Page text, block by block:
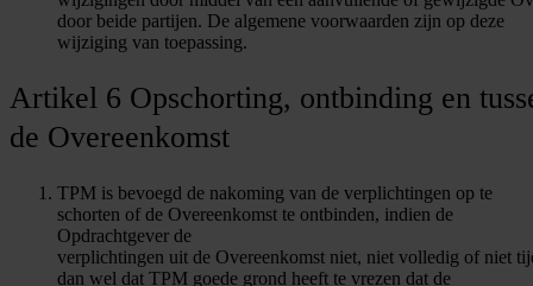
door beide partijen. De algemene voorwaarden zijn op deze
wijziging van toepassing.
Artikel 6 Opschorting, ontbinding en
de Overeenkomst
TPM is bevoegd de nakoming van de verplichtingen op te
schorten of de Overeenkomst te ontbinden, indien de
Opdrachtgever de
verplichtingen uit de Overeenkomst niet, niet volledig of niet
dan wel dat TPM goede grond heeft te vrezen dat de